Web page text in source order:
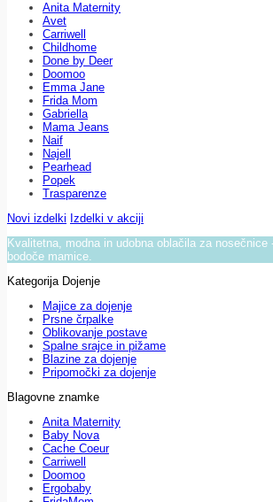
Anita Maternity
Avet
Carriwell
Childhome
Done by Deer
Doomoo
Emma Jane
Frida Mom
Gabriella
Mama Jeans
Naif
Najell
Pearhead
Popek
Trasparenze
Novi izdelki Izdelki v akciji
Kvalitetna, modna in udobna oblačila za nosečnice
bodoče mamice.
Kategorija Dojenje
Majice za dojenje
Prsne črpalke
Oblikovanje postave
Spalne srajce in pižame
Blazine za dojenje
Pripomočki za dojenje
Blagovne znamke
Anita Maternity
Baby Nova
Cache Coeur
Carriwell
Doomoo
Ergobaby